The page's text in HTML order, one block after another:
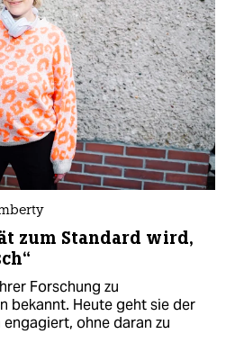
zum Standard wird,
Forschung zu
bekannt. Heute geht sie der
ohne daran zu